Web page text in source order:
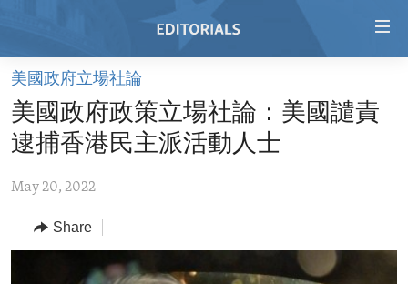
Skip
main
content
to
Navigation
Skip
HOME
VIDEO
REGIONS
AFRICA
TOPICS
HUMAN RIGHTS
美國政府立場社論
美國政府政策立場社論：美國譴責
逮捕香港民主派活動人士
May 20, 2022
Share